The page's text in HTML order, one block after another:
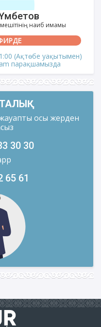
наиб имамы
(Ақтөбе уақытымен)
парақшамызда
осы жерден
30 30
65 61